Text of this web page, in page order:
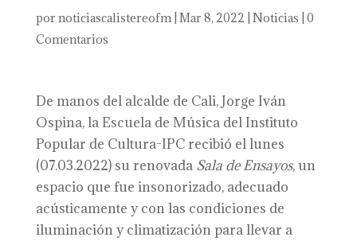
por noticiascalistereofm| Mar 8, 2022 Noticias 0
Comentarios
De manos del alcalde de Cali, Jorge Iván
Ospina, la Escuela de Música del Instituto
Popular de Cultura-IPC recibió el lunes
(07.03.2022) su renovada Sala de Ensayos, un
espacio que fue insonorizado, adecuado
acústicamente y con las condiciones de
iluminación y climatización para llevar a